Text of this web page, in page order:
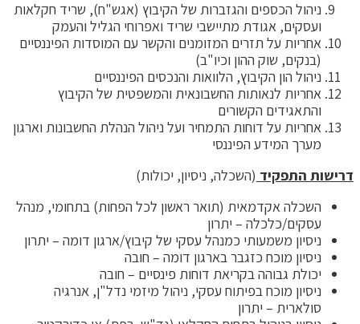
ניהול הכספים והגזברות של הקיבוץ (אגש"ח), שריד חקלאות
ועסקים, אגודת מתיישבי שריד ואפרוחי הגליל והעמק
אחריות על תזרים המזומנים והקשר עם המוסדות הפיננסיים
(בנקים, שוק ההון וכיו"ב)
ניהול הון הקיבוץ, הלוואות והנכסים הפיננסיים
אחריות לנאותות החשבונאית והמשפטית של הקיבוץ
והתאגידים הקשורים
אחריות על דוחות התמחיר ועל ניהול הנהלת החשבונות וארגון
מערך המידע הפיננסי
דרישות התפקיד (השכלה, ניסיון, יכולות)
השכלה אקדמאית (תואר ראשון לכל הפחות) בתחומי, מנהל
עסקים/כלכלה – יתרון
ניסיון משמעותי כמנהל עסקי של קיבוץ/ארגון דומה – יתרון
ניסיון מוכח כזגבר בארגון דומה – חובה
יכולת גבוהה בקריאת דוחות פינסיים – חובה
ניסיון מוכח בפיתוח עסקי, ניהול מיזמי נדל"ן, אנרגיה
סולארית – יתרון